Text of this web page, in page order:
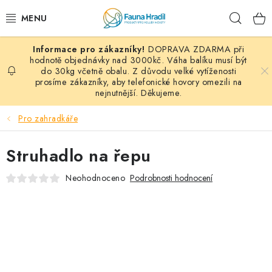
na
PAPOUŠCI A EXOTI
ZRNINY A OBILOVINY
MDM KRMIVA
KONTAKT
DOPRAVA ZDARMA při
hodnotě objednávky nad 3000kč. Váha balíku musí být
do 30kg včetně obalu. Z důvodu velké vytíženosti
prosíme zákazníky, aby telefonické hovory omezili na
nejnutnější. Děkujeme.
Pro zahradkáře
Struhadlo na řepu
Neohodnoceno Podrobnosti hodnocení